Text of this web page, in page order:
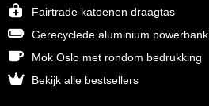
Fairtrade katoenen draagtas
Gerecyclede aluminium powerbank
Mok Oslo met rondom bedrukking
Bekijk alle bestsellers